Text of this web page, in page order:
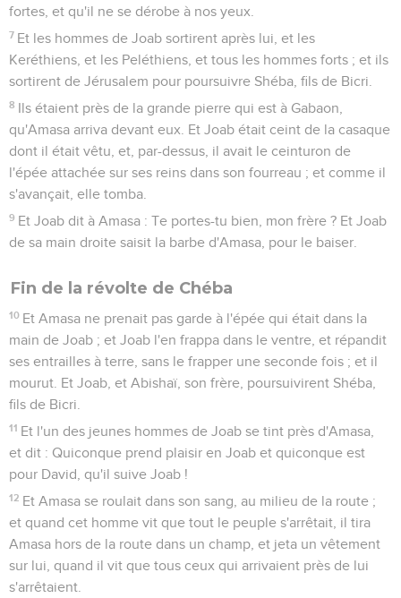
fortes, et qu'il ne se dérobe à nos yeux.
7 Et les hommes de Joab sortirent après lui, et les
Keréthiens, et les Peléthiens, et tous les hommes forts ; et ils
sortirent de Jérusalem pour poursuivre Shéba, fils de Bicri.
8 Ils étaient près de la grande pierre qui est à Gabaon,
qu'Amasa arriva devant eux. Et Joab était ceint de la casaque
dont il était vêtu, et, par-dessus, il avait le ceinturon de
l'épée attachée sur ses reins dans son fourreau ; et comme il
s'avançait, elle tomba.
9 Et Joab dit à Amasa : Te portes-tu bien, mon frère ? Et Joab
de sa main droite saisit la barbe d'Amasa, pour le baiser.
Fin de la révolte de Chéba
10 Et Amasa ne prenait pas garde à l'épée qui était dans la
main de Joab ; et Joab l'en frappa dans le ventre, et répandit
ses entrailles à terre, sans le frapper une seconde fois ; et il
mourut. Et Joab, et Abishaï, son frère, poursuivirent Shéba,
fils de Bicri.
11 Et l'un des jeunes hommes de Joab se tint près d'Amasa,
et dit : Quiconque prend plaisir en Joab et quiconque est
pour David, qu'il suive Joab !
12 Et Amasa se roulait dans son sang, au milieu de la route ;
et quand cet homme vit que tout le peuple s'arrêtait, il tira
Amasa hors de la route dans un champ, et jeta un vêtement
sur lui, quand il vit que tous ceux qui arrivaient près de lui
s'arrêtaient.